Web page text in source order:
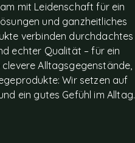
mit Leidenschaft für ein
und ganzheitliches
verbinden durchdachtes
echter Qualität – für ein
Alltagsgegenstände,
Wir setzen auf
ein gutes Gefühl im Alltag.